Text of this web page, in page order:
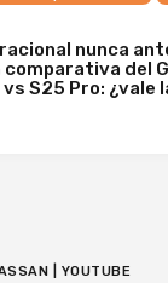
nunca
del
S25 Pro: ¿vale
| YOUTUBE